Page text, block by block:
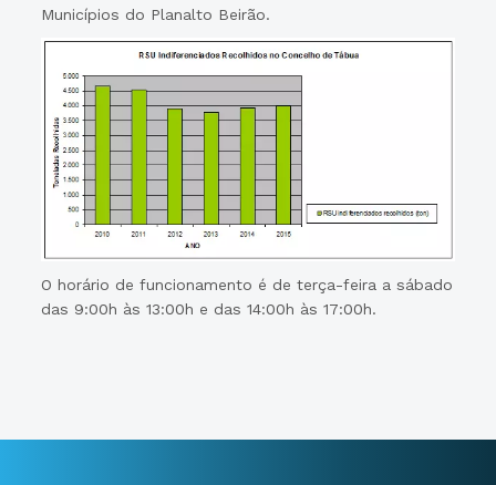
Municípios do Planalto Beirão.
O horário de funcionamento é de terça-feira a sábado
das 9:00h às 13:00h e das 14:00h às 17:00h.